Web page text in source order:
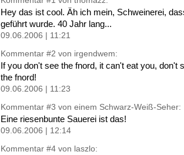
Hey das ist cool. Äh ich mein, Schweinerei,
geführt wurde. 40 Jahr lang...
09.06.2006 | 11:21
Kommentar #2 von irgendwem:
If you don't see the fnord, it can't eat you, don't
the fnord!
09.06.2006 | 11:23
Kommentar #3 von einem Schwarz-Weiß-Seher:
Eine riesenbunte Sauerei ist das!
09.06.2006 | 12:14
Kommentar #4von laszlo: